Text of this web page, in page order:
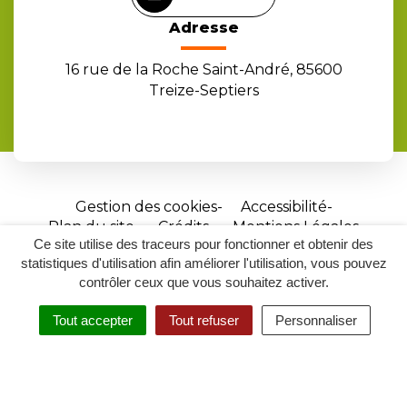
Ce site utilise des traceurs pour fonctionner et obtenir des
statistiques d'utilisation afin améliorer l'utilisation, vous pouvez
contrôler ceux que vous souhaitez activer.
Tout accepter Tout refuser Personnaliser
RECHERCHER
ACCESSIBILITÉ
Adresse
16 rue de la Roche Saint-André, 85600
Treize-Septiers
Gestion des cookies
Accessibilité
Plan du site
Crédits
Mentions Légales
Site
réalisé
par
Inovagora